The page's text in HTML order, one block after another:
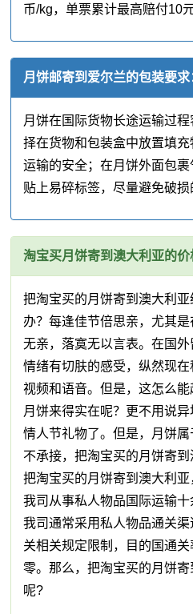
币/kg，单票累计最高赔付10元
月饼邮寄到爱尔兰的包装要求
月饼在国际货物长途运输过
择在货物和包装盒中放置填
运输的安全；在月饼外面包
贴上易碎标签，尽量避免破损
淘宝买月饼寄到澳大利亚的价
把淘宝买的月饼寄到澳大利
办？每逢佳节倍思亲，尤其
无亲，落寞无以言表。在国
情绪有切肤的感受，纵然现在
视频和语音。但是，这怎么
月饼来得实在呢？更不用说异
情人节礼物了。但是，月饼
不承接，把淘宝买的月饼寄到
把淘宝买的月饼寄到澳大利亚
我司从事私人物品国际运输
我司通常采用私人物品通关
关相关规定限制，目的国通
零。那么，把淘宝买的月饼
呢?